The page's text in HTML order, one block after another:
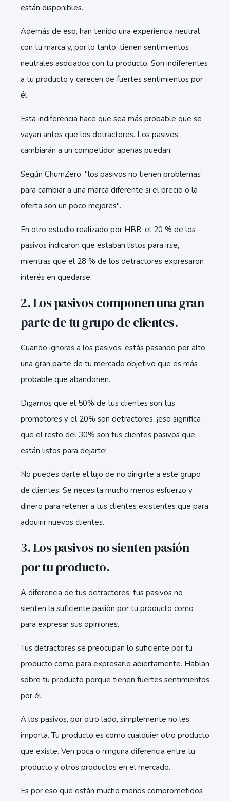
están disponibles.
Además de eso, han tenido una experiencia neutral
con tu marca y, por lo tanto, tienen sentimientos
neutrales asociados con tu producto. Son indiferentes
a tu producto y carecen de fuertes sentimientos por
él.
Esta indiferencia hace que sea más probable que se
vayan antes que los detractores. Los pasivos
cambiarán a un competidor apenas puedan.
Según ChurnZero, "los pasivos no tienen problemas
para cambiar a una marca diferente si el precio o la
oferta son un poco mejores".
En otro estudio realizado por HBR, el 20 % de los
pasivos indicaron que estaban listos para irse,
mientras que el 28 % de los detractores expresaron
interés en quedarse.
2. Los pasivos componen una gran
parte de tu grupo de clientes.
Cuando ignoras a los pasivos, estás pasando por alto
una gran parte de tu mercado objetivo que es más
probable que abandonen.
Digamos que el 50% de tus clientes son tus
promotores y el 20% son detractores, ¡eso significa
que el resto del 30% son tus clientes pasivos que
están listos para dejarte!
No puedes darte el lujo de no dirigirte a este grupo
de clientes. Se necesita mucho menos esfuerzo y
dinero para retener a tus clientes existentes que para
adquirir nuevos clientes.
3. Los pasivos no sienten pasión
por tu producto.
A diferencia de tus detractores, tus pasivos no
sienten la suficiente pasión por tu producto como
para expresar sus opiniones.
Tus detractores se preocupan lo suficiente por tu
producto como para expresarlo abiertamente. Hablan
sobre tu producto porque tienen fuertes sentimientos
por él.
A los pasivos, por otro lado, simplemente no les
importa. Tu producto es como cualquier otro producto
que existe. Ven poca o ninguna diferencia entre tu
producto y otros productos en el mercado.
Es por eso que están mucho menos comprometidos